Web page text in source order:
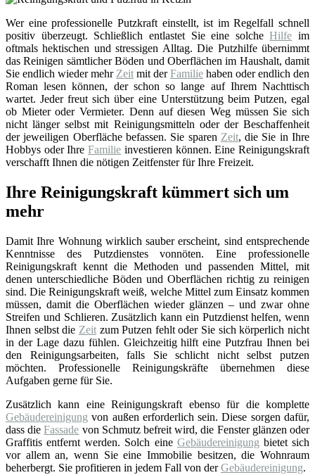
Wer eine professionelle Putzkraft einstellt, ist im Regelfall schnell
positiv überzeugt. Schließlich entlastet Sie eine solcheHilfe im
oftmals hektischen und stressigen Alltag. Die Putzhilfe übernimmt
das Reinigen sämtlicher Böden und Oberflächen im Haushalt, damit
Sie endlich wieder mehr Zeit mit derFamilie haben oder endlich den
Roman lesen können, der schon so lange auf Ihrem Nachttisch
wartet. Jeder freut sich über eine Unterstützung beim Putzen, egal
ob Mieter oder Vermieter. Denn auf diesen Weg müssen Sie sich
nicht länger selbst mit Reinigungsmitteln oder der Beschaffenheit
der jeweiligen Oberfläche befassen. Sie sparen Zeit, die Sie in Ihre
Hobbys oder IhreFamilie investieren können. Eine Reinigungskraft
verschafft Ihnen die nötigen Zeitfenster für Ihre Freizeit.
Ihre Reinigungskraft kümmert sich um
mehr
Damit Ihre Wohnung wirklich sauber erscheint, sind entsprechende
Kenntnisse des Putzdienstes vonnöten. Eine professionelle
Reinigungskraft kennt die Methoden und passenden Mittel, mit
denen unterschiedliche Böden und Oberflächen richtig zu reinigen
sind. Die Reinigungskraft weiß, welche Mittel zum Einsatz kommen
müssen, damit die Oberflächen wieder glänzen – und zwar ohne
Streifen und Schlieren. Zusätzlich kann ein Putzdienst helfen, wenn
Ihnen selbst die Zeitzum Putzen fehlt oder Sie sich körperlich nicht
in der Lage dazu fühlen. Gleichzeitig hilft eine Putzfrau Ihnen bei
den Reinigungsarbeiten, falls Sie schlicht nicht selbst putzen
möchten. Professionelle Reinigungskräfte übernehmen diese
Aufgaben gerne für Sie.
Zusätzlich kann eine Reinigungskraft ebenso für die komplette
Gebäudereinigung von außen erforderlich sein. Diese sorgen dafür,
dass dieFassade von Schmutz befreit wird, die Fenster glänzen oder
Graffitis entfernt werden. Solch eine Gebäudereinigung bietet sich
vor allem an, wenn Sie eine Immobilie besitzen, die Wohnraum
beherbergt. Sie profitieren in jedem Fall von derGebäudereinigung.